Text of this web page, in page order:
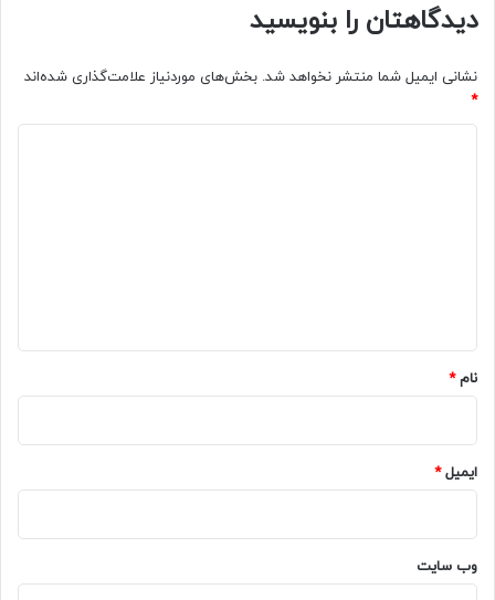
دیدگاهتان را بنویسید
نشانی ایمیل شما منتشر نخواهد شد. بخش‌های موردنیاز علامت‌گذاری شده‌اند
*
نام*
ایمیل*
وب‌ سایت